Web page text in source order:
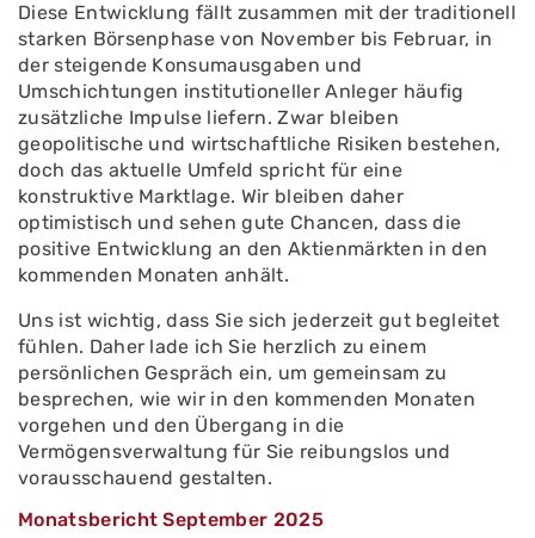
Diese Entwicklung fällt zusammen mit der traditionell
starken Börsenphase von November bis Februar, in
der steigende Konsumausgaben und
Umschichtungen institutioneller Anleger häufig
zusätzliche Impulse liefern. Zwar bleiben
geopolitische und wirtschaftliche Risiken bestehen,
doch das aktuelle Umfeld spricht für eine
konstruktive Marktlage. Wir bleiben daher
optimistisch und sehen gute Chancen, dass die
positive Entwicklung an den Aktienmärkten in den
kommenden Monaten anhält.
Uns ist wichtig, dass Sie sich jederzeit gut begleitet
fühlen. Daher lade ich Sie herzlich zu einem
persönlichen Gespräch ein, um gemeinsam zu
besprechen, wie wir in den kommenden Monaten
vorgehen und den Übergang in die
Vermögensverwaltung für Sie reibungslos und
vorausschauend gestalten.
Monatsbericht September 2025